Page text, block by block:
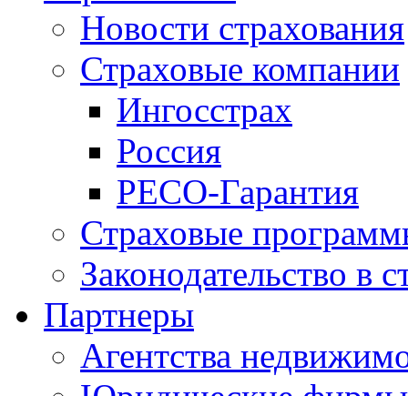
Новости страхования
Страховые компании
Ингосстрах
Россия
РЕСО-Гарантия
Страховые
Законодательство в
Партнеры
Агентства